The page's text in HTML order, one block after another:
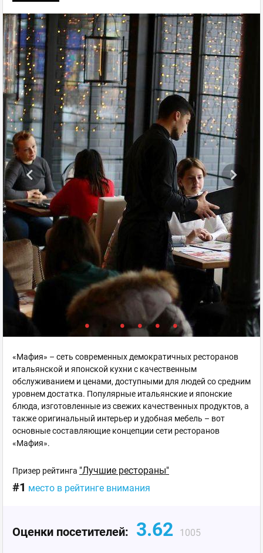
«Мафия» – сеть современных демократичных ресторанов
итальянской и японской кухни с качественным
обслуживанием и ценами, доступными для людей со средним
уровнем достатка. Популярные итальянские и японские
блюда, изготовленные из свежих качественных продуктов, а
также оригинальный интерьер и удобная мебель – вот
основные составляющие концепции сети ресторанов
«Мафия».
Призер рейтинга "Лучшие рестораны"
#1 место в рейтинге внимания
Оценки посетителей: 3.62 1005